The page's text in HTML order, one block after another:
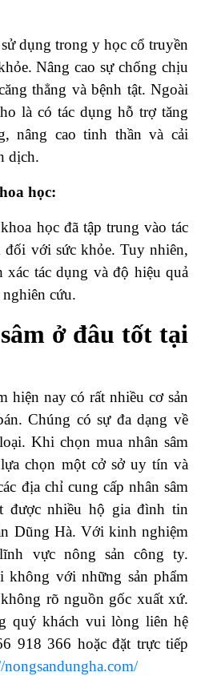
dụng trong y học cổ truyền
Nâng cao sự chống chịu
thẳng và bệnh tật. Ngoài
là có tác dụng hỗ trợ tăng
nâng cao tinh thần và cải
dịch.
học:
học đã tập trung vào tác
đối với sức khỏe. Tuy nhiên,
xác tác dụng và độ hiệu quả
cứu.
ở đâu tốt tại
hiện nay có rất nhiều cơ sản
Chúng có sự đa dạng về
Khi chọn mua nhân sâm
chọn một cở sở uy tín và
địa chỉ cung cấp nhân sâm
được nhiều hộ gia đình tin
Dũng Hà. Với kinh nghiệm
vực nông sản công ty.
với những sản phẩm
rõ nguồn gốc xuất xứ.
quý khách vui lòng liên hệ
918 366 hoặc đặt trực tiếp
nongsandungha.com/